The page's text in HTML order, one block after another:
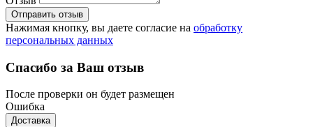
Отправить отзыв
Нажимая кнопку, вы даете согласие на обработку
персональных данных
Спасибо за Ваш отзыв
После проверки он будет размещен
Ошибка
Доставка